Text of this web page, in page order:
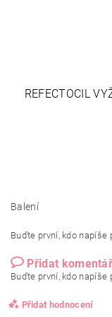
REFECTOCIL
Balení
Buďte první, kdo napíše
Přidat komentář
Buďte první, kdo napíše
Přidat hodnocení